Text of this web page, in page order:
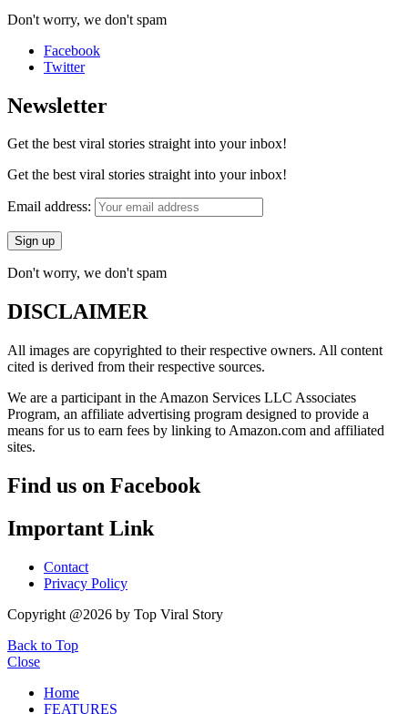
Don't worry, we don't spam
Facebook
Twitter
Newsletter
Get the best viral stories straight into your inbox!
Get the best viral stories straight into your inbox!
Email address:
Don't worry, we don't spam
DISCLAIMER
All images are copyrighted to their respective owners. All content
cited is derived from their respective sources.
We are a participant in the Amazon Services LLC Associates
Program, an affiliate advertising program designed to provide a
means for us to earn fees by linking to Amazon.com and affiliated
sites.
Find us on Facebook
Important Link
Contact
Privacy Policy
Copyright @2026 by Top Viral Story
Back to Top
Close
Home
FEATURES